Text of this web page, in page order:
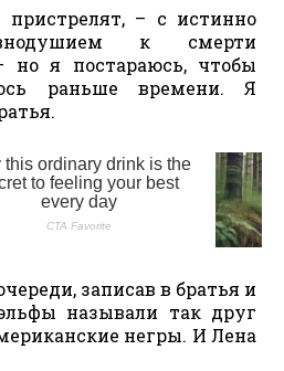
– с истинно
к смерти
но я постараюсь, чтобы
раньше времени. Я
записав в братья и
называли так друг
негры. И Лена